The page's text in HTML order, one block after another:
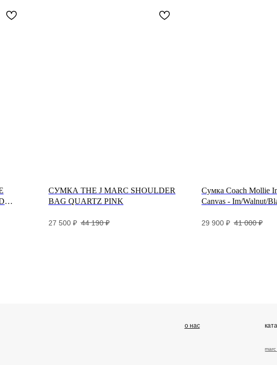
СУМКА THE J MARC SHOULDER
BAG QUARTZ PINK
27 500 ₽ 44 190 ₽
Сумка Coach Mollie
Canvas - Im/Walnut/
29 900 ₽ 41 000 ₽
каталог